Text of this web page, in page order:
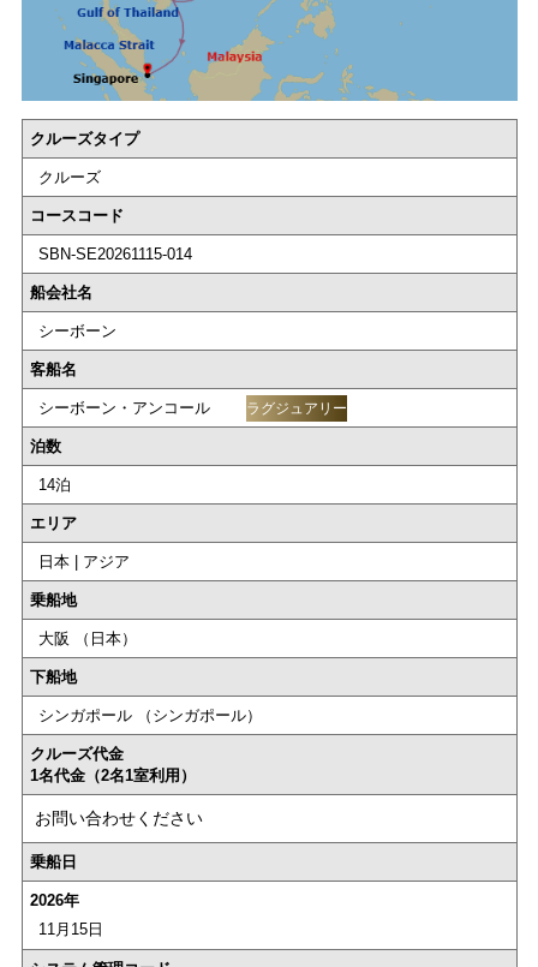
クルーズタイプ
クルーズ
コースコード
SBN-SE20261115-014
船会社名
シーボーン
客船名
シーボーン・アンコール ラグジュアリー
泊数
14泊
エリア
日本 | アジア
乗船地
大阪 （日本）
下船地
シンガポール （シンガポール）
クルーズ代金
1名代金（2名1室利用）
お問い合わせください
乗船日
2026年
11月15日